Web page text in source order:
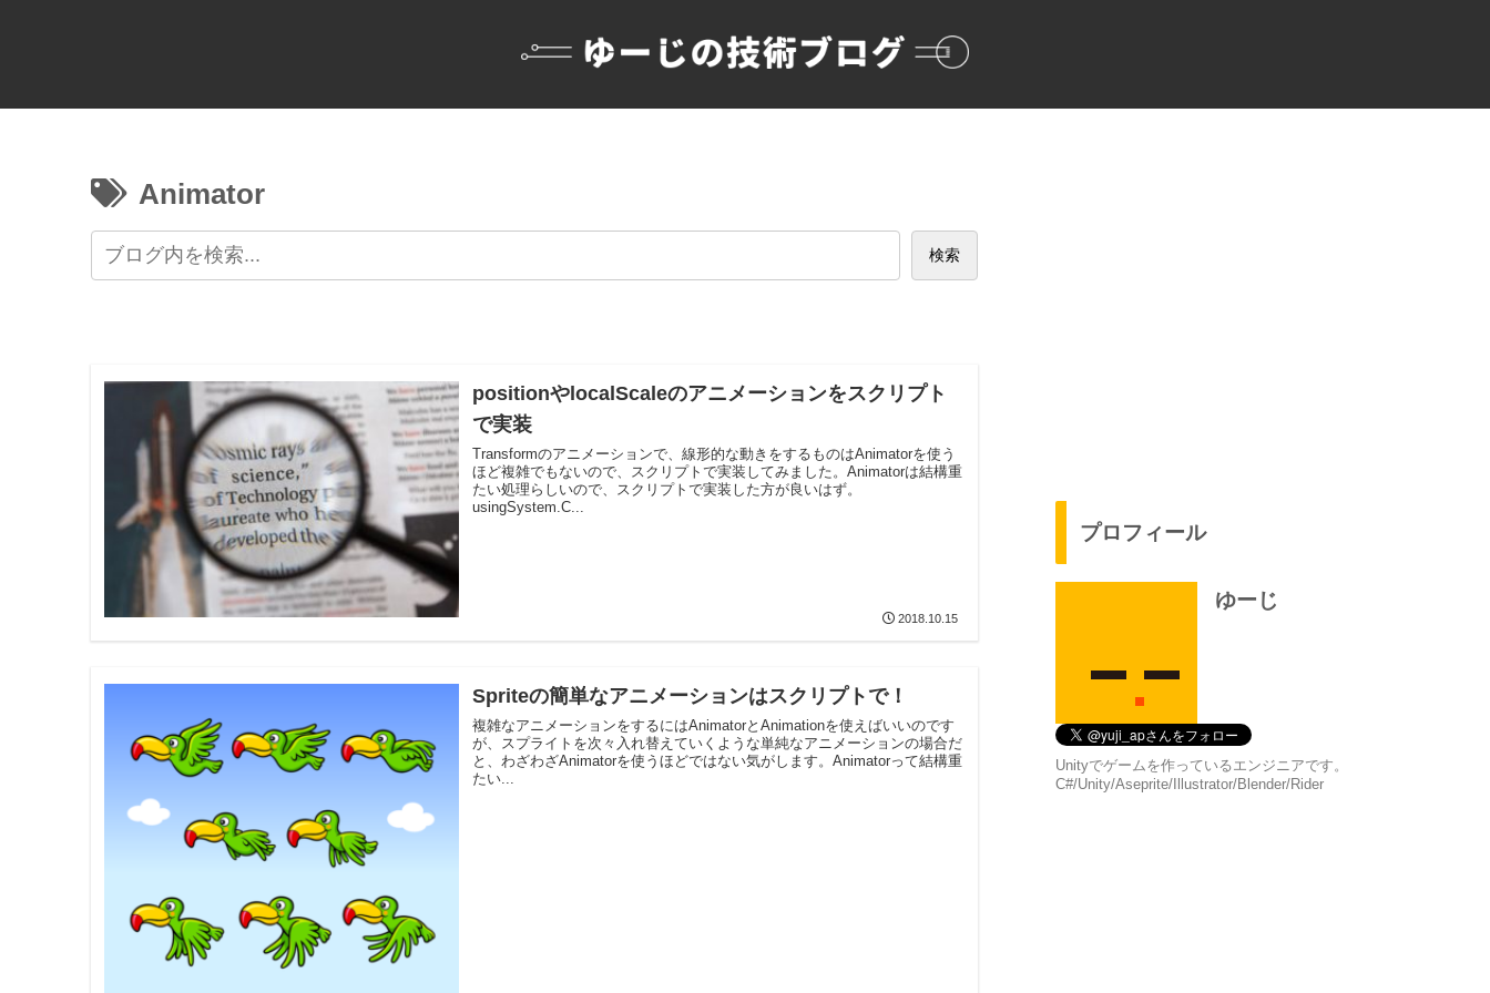
Animator
検索
positionやlocalScaleのアニメーションをスクリプト
で実装
Transformのアニメーションで、線形的な動きをするものはAnimatorを使う
ほど複雑でもないので、スクリプトで実装してみました。Animatorは結構重
たい処理らしいので、スクリプトで実装した方が良いはず。
usingSystem.C...
2018.10.15
Spriteの簡単なアニメーションはスクリプトで！
複雑なアニメーションをするにはAnimatorとAnimationを使えばいいのです
が、スプライトを次々入れ替えていくような単純なアニメーションの場合だ
と、わざわざAnimatorを使うほどではない気がします。Animatorって結構重
たい...
プロフィール
ゆーじ
Unityでゲームを作っているエンジニアです。
C#/Unity/Aseprite/Illustrator/Blender/Rider